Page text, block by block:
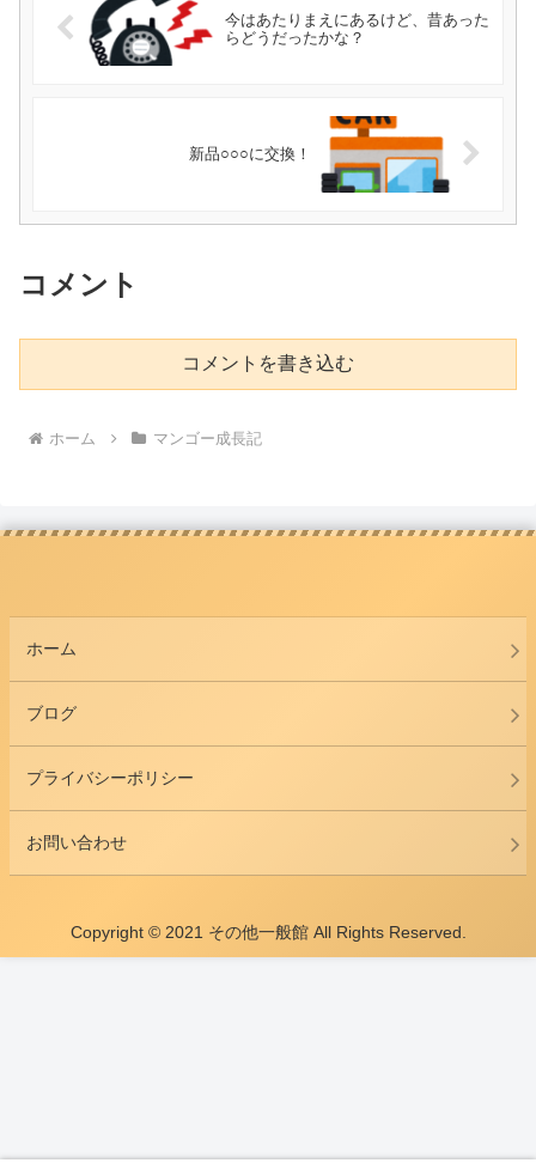
今はあたりまえにあるけど、昔あった
らどうだったかな？
新品○○○に交換！
コメント
コメントを書き込む
ホーム マンゴー成長記
ホーム
ブログ
プライバシーポリシー
お問い合わせ
Copyright © 2021 その他一般館 All Rights Reserved.